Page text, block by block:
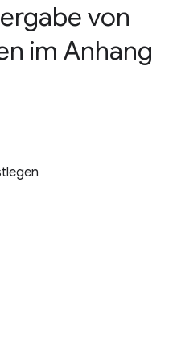
von
im Anhang